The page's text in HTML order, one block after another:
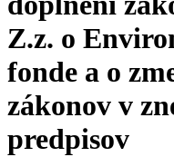
Z.z. o
fonde a o
zákonov v
predpisov